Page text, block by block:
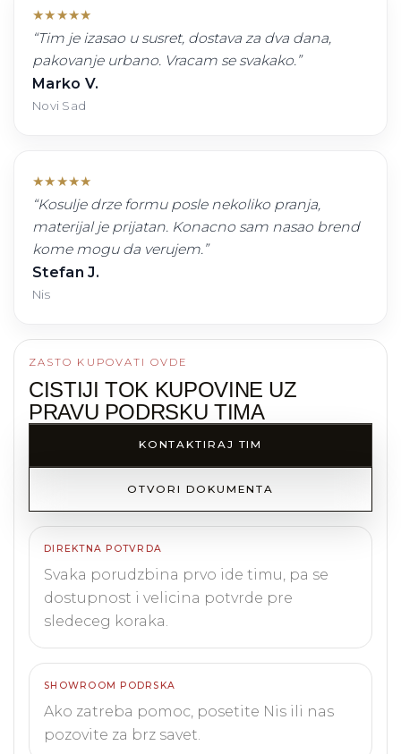
★★★★★
“Tim je izasao u susret, dostava za dva dana,
pakovanje urbano. Vracam se svakako.”
Marko V.
Novi Sad
★★★★★
“Kosulje drze formu posle nekoliko pranja,
materijal je prijatan. Konacno sam nasao brend
kome mogu da verujem.”
Stefan J.
Nis
ZASTO KUPOVATI OVDE
CISTIJI TOK KUPOVINE UZ
PRAVU PODRSKU TIMA
KONTAKTIRAJ TIM
OTVORI DOKUMENTA
DIREKTNA POTVRDA
Svaka porudzbina prvo ide timu, pa se
dostupnost i velicina potvrde pre
sledeceg koraka.
SHOWROOM PODRSKA
Ako zatreba pomoc, posetite Nis ili nas
pozovite za brz savet.